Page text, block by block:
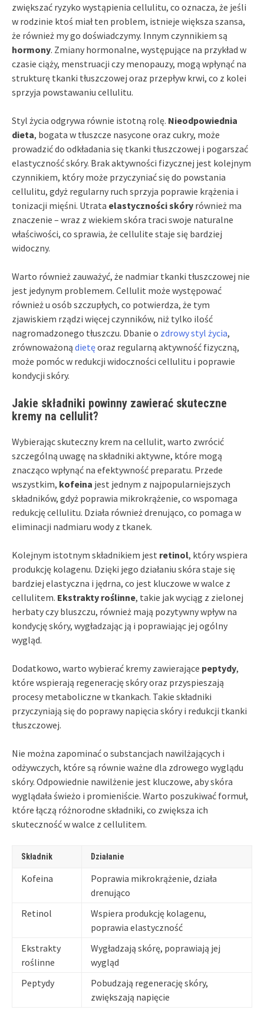
zwiększać ryzyko wystąpienia cellulitu, co oznacza, że jeśli
w rodzinie ktoś miał ten problem, istnieje większa szansa,
że również my go doświadczymy. Innym czynnikiem są
hormony. Zmiany hormonalne, występujące na przykład w
czasie ciąży, menstruacji czy menopauzy, mogą wpłynąć na
strukturę tkanki tłuszczowej oraz przepływ krwi, co z kolei
sprzyja powstawaniu cellulitu.
Styl życia odgrywa równie istotną rolę. Nieodpowiednia
dieta, bogata w tłuszcze nasycone oraz cukry, może
prowadzić do odkładania się tkanki tłuszczowej i pogarszać
elastyczność skóry. Brak aktywności fizycznej jest kolejnym
czynnikiem, który może przyczyniać się do powstania
cellulitu, gdyż regularny ruch sprzyja poprawie krążenia i
tonizacji mięśni. Utrata elastyczności skóry również ma
znaczenie – wraz z wiekiem skóra traci swoje naturalne
właściwości, co sprawia, że cellulite staje się bardziej
widoczny.
Warto również zauważyć, że nadmiar tkanki tłuszczowej nie
jest jedynym problemem. Cellulit może występować
również u osób szczupłych, co potwierdza, że tym
zjawiskiem rządzi więcej czynników, niż tylko ilość
nagromadzonego tłuszczu. Dbanie o zdrowy styl życia,
zrównoważoną dietęoraz regularną aktywność fizyczną,
może pomóc w redukcji widoczności cellulitu i poprawie
kondycji skóry.
Jakie składniki powinny zawierać skuteczne
kremy na cellulit?
Wybierając skuteczny krem na cellulit, warto zwrócić
szczególną uwagę na składniki aktywne, które mogą
znacząco wpłynąć na efektywność preparatu. Przede
wszystkim, kofeina jest jednym z najpopularniejszych
składników, gdyż poprawia mikrokrążenie, co wspomaga
redukcję cellulitu. Działa również drenująco, co pomaga w
eliminacji nadmiaru wody z tkanek.
Kolejnym istotnym składnikiem jest retinol, który wspiera
produkcję kolagenu. Dzięki jego działaniu skóra staje się
bardziej elastyczna i jędrna, co jest kluczowe w walce z
cellulitem. Ekstrakty roślinne, takie jak wyciąg z zielonej
herbaty czy bluszczu, również mają pozytywny wpływ na
kondycję skóry, wygładzając ją i poprawiając jej ogólny
wygląd.
Dodatkowo, warto wybierać kremy zawierające peptydy,
które wspierają regenerację skóry oraz przyspieszają
procesy metaboliczne w tkankach. Takie składniki
przyczyniają się do poprawy napięcia skóry i redukcji tkanki
tłuszczowej.
Nie można zapominać o substancjach nawilżających i
odżywczych, które są równie ważne dla zdrowego wyglądu
skóry. Odpowiednie nawilżenie jest kluczowe, aby skóra
wyglądała świeżo i promieniście. Warto poszukiwać formuł,
które łączą różnorodne składniki, co zwiększa ich
skuteczność w walce z cellulitem.
Składnik Działanie
Kofeina
Poprawia mikrokrążenie, działa
drenująco
Retinol
Wspiera produkcję kolagenu,
poprawia elastyczność
Ekstrakty
roślinne
Wygładzają skórę, poprawiają jej
wygląd
Peptydy
Pobudzają regenerację skóry,
zwiększają napięcie